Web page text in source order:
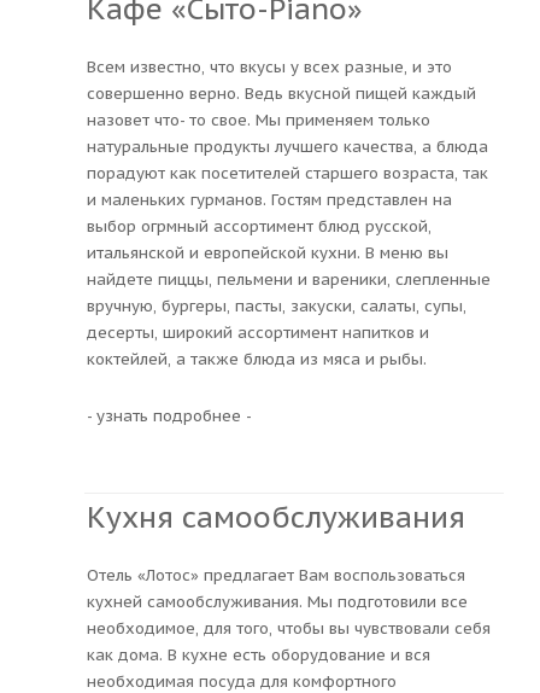
Кафе «Сыто-Piano»
Всем известно, что вкусы у всех разные, и это
совершенно верно. Ведь вкусной пищей каждый
назовет что- то свое. Мы применяем только
натуральные продукты лучшего качества, а блюда
порадуют как посетителей старшего возраста, так
и маленьких гурманов. Гостям представлен на
выбор огрмный ассортимент блюд русской,
итальянской и европейской кухни. В меню вы
найдете пиццы, пельмени и вареники, слепленные
вручную, бургеры, пасты, закуски, салаты, супы,
десерты, широкий ассортимент напитков и
коктейлей, а также блюда из мяса и рыбы.
- узнать подробнее -
Кухня самообслуживания
Отель «Лотос» предлагает Вам воспользоваться
кухней самообслуживания. Мы подготовили все
необходимое, для того, чтобы вы чувствовали себя
как дома. В кухне есть оборудование и вся
необходимая посуда для комфортного